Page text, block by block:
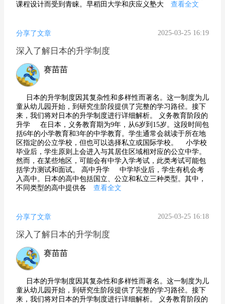
课程设计而受到青睐。早稻田大学和庆应义塾大
查看全文
分享了文章 2025-03-25 16:19
深入了解日本的升学制度
赛苗苗
日本的升学制度因其复杂性和多样性而著名。这一制度为儿
童从幼儿园开始，到研究生阶段提供了完整的学习路径。接下
来，我们将对日本的升学制度进行详细解析。 义务教育阶段的
升学 在日本，义务教育期为9年，从6岁到15岁。这段时间包
括6年的小学教育和3年的中学教育。学生通常会就读于所在地
区指定的公立学校，但也可以选择私立或国际学校。 小学校
毕业后，学生原则上会进入与其居住区域相对应的公立中学。
然而，在某些地区，可能会有中学入学考试，此类考试可能包
括学力测试和面试。 高中升学 中学毕业后，学生有机会考
入高中。日本的高中包括国立、公立和私立三种类型。其中，
不同类型的高中提供各
查看全文
分享了文章 2025-03-25 16:18
深入了解日本的升学制度
赛苗苗
日本的升学制度因其复杂性和多样性而著名。这一制度为儿
童从幼儿园开始，到研究生阶段提供了完整的学习路径。接下
来，我们将对日本的升学制度进行详细解析。 义务教育阶段的